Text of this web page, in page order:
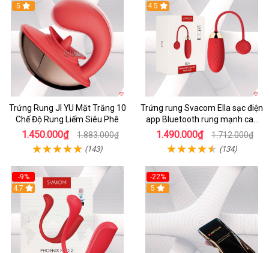
5
Trứng Rung JI YU Mặt Trăng 10
Chế Độ Rung Liếm Siêu Phê
1.450.000₫ 1.883.000₫
(143)
4.5
Trứng rung Svacom Ella sạc điện
app Bluetooth rung mạnh cao
cấp
1.490.000₫ 1.712.000₫
(134)
-9%
4.7
-22%
5